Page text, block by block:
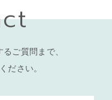
ご質問まで、
ださい。